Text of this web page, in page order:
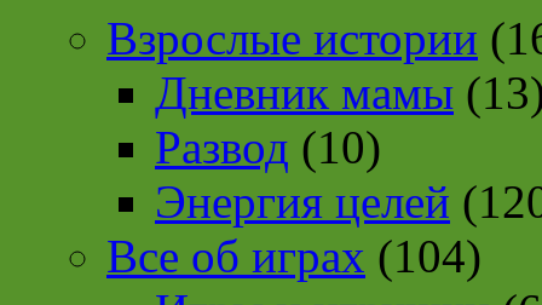
Взрослые истории
Дневник мамы
Развод (10)
Энергия целей
Все об играх (104)